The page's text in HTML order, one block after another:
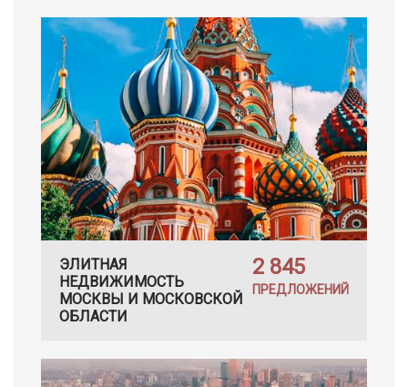
ЭЛИТНАЯ
НЕДВИЖИМОСТЬ
МОСКВЫ И МОСКОВСКОЙ
ОБЛАСТИ
2 845
ПРЕДЛОЖЕНИЙ